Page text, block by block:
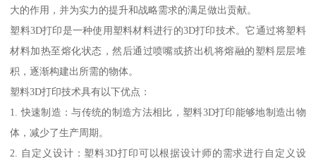
大的作用，并为实力的提升和战略需求的满足做出贡献。
塑料3D打印是一种使用塑料材料进行的3D打印技术。它通过将塑料
材料加热至熔化状态，然后通过喷嘴或挤出机将熔融的塑料层层堆
积，逐渐构建出所需的物体。
塑料3D打印技术具有以下优点：
1. 快速制造：与传统的制造方法相比，塑料3D打印能够地制造出物
体，减少了生产周期。
2. 自定义设计：塑料3D打印可以根据设计师的需求进行自定义设